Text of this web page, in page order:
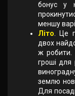
бонус у
меншу
Літо . Це
двох
ж
гроші для
землю
Для